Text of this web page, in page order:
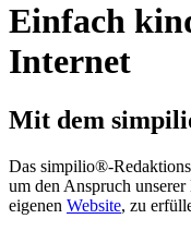
Einfach
Internet
Mit dem
Das simpilio®-
um den Anspruch
eigenen Website, zu